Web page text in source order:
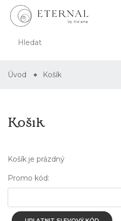
Úvod Košík
Košík
Košík je prázdný
Promo kód: